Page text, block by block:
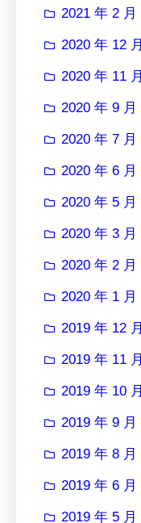
2021 年 2 月
2020 年 12 月
2020 年 11 月
2020 年 9 月
2020 年 7 月
2020 年 6 月
2020 年 5 月
2020 年 3 月
2020 年 2 月
2020 年 1 月
2019 年 12 月
2019 年 11 月
2019 年 10 月
2019 年 9 月
2019 年 8 月
2019 年 6 月
2019 年 5 月